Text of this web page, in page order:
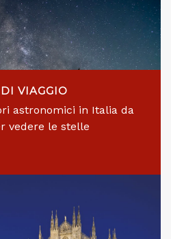
VIAGGIO
astronomici in Italia da
vedere le stelle